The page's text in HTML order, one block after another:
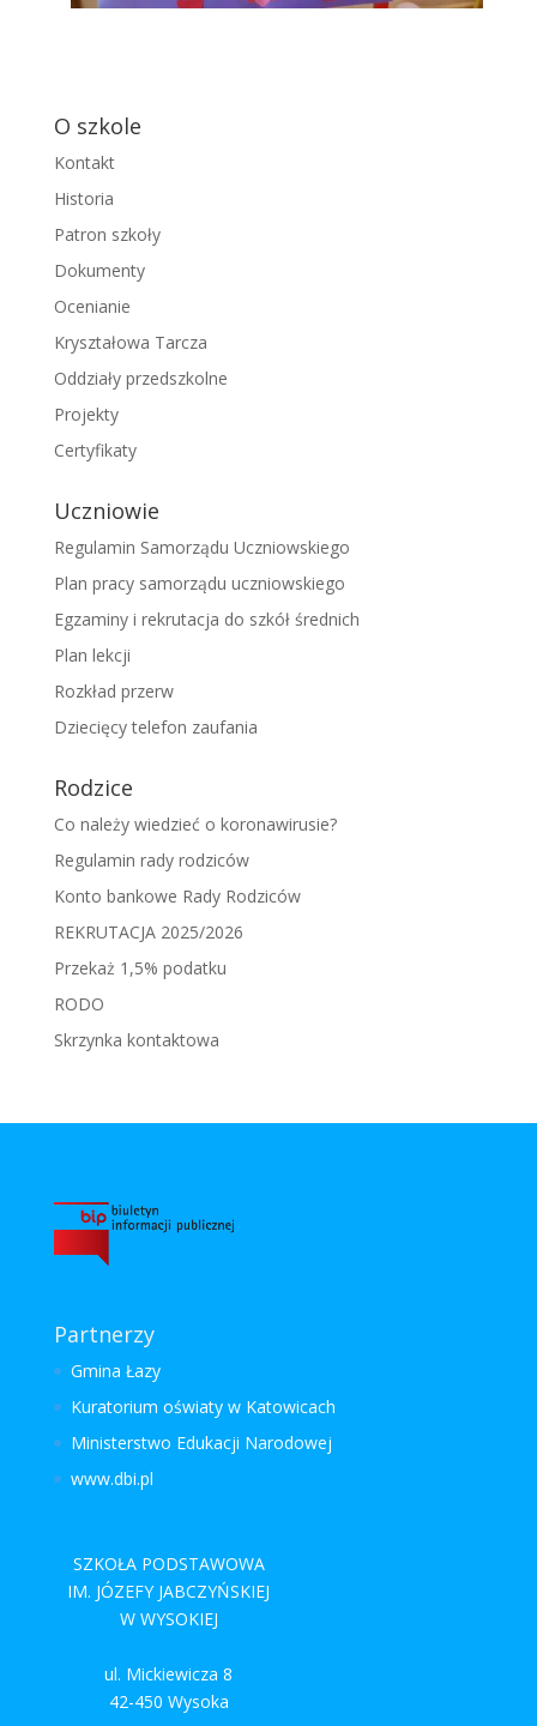
O szkole
Kontakt
Historia
Patron szkoły
Dokumenty
Ocenianie
Kryształowa Tarcza
Oddziały przedszkolne
Projekty
Certyfikaty
Uczniowie
Regulamin Samorządu Uczniowskiego
Plan pracy samorządu uczniowskiego
Egzaminy i rekrutacja do szkół średnich
Plan lekcji
Rozkład przerw
Dziecięcy telefon zaufania
Rodzice
Co należy wiedzieć o koronawirusie?
Regulamin rady rodziców
Konto bankowe Rady Rodziców
REKRUTACJA 2025/2026
Przekaż 1,5% podatku
RODO
Skrzynka kontaktowa
Partnerzy
Gmina Łazy
Kuratorium oświaty w Katowicach
Ministerstwo Edukacji Narodowej
www.dbi.pl
SZKOŁA PODSTAWOWA
IM. JÓZEFY JABCZYŃSKIEJ
W WYSOKIEJ
ul. Mickiewicza 8
42-450 Wysoka